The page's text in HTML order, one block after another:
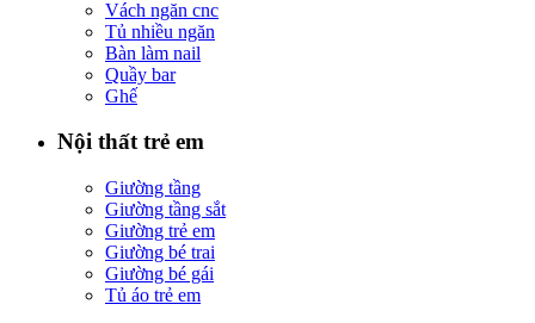
Vách ngăn cnc
Tủ nhiều ngăn
Bàn làm nail
Quầy bar
Ghế
Nội thất trẻ em
Giường tầng
Giường tầng sắt
Giường trẻ em
Giường bé trai
Giường bé gái
Tủ áo trẻ em